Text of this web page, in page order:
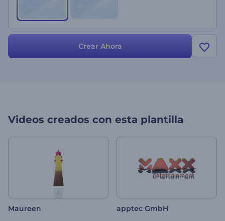
Crear Ahora
Videos creados con esta plantilla
Maureen apptec GmbH